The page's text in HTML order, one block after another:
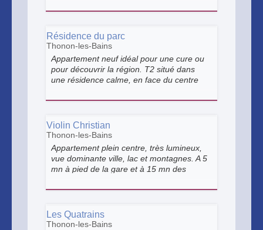
Lac Léman.
Résidence du parc
Thonon-les-Bains
Appartement neuf idéal pour une cure ou
pour découvrir la région. T2 situé dans
une résidence calme, en face du centre
exposée Sud-Ouest. Hébergement adapté
enfants
Violin Christian
Thonon-les-Bains
Appartement plein centre, très lumineux,
vue dominante ville, lac et montagnes. A 5
mn à pied de la gare et à 15 mn des
sous sol.
Les Quatrains
Thonon-les-Bains